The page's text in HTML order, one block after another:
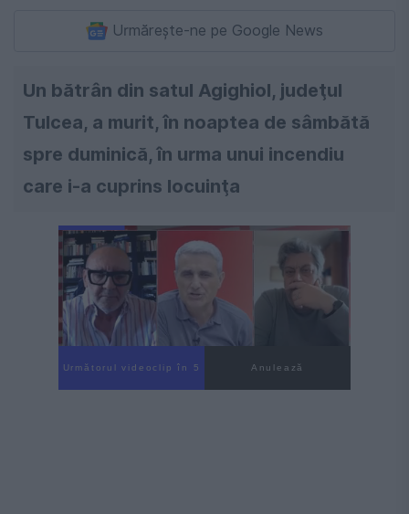
Urmărește-ne pe Google News
Un bătrân din satul Agighiol, judeţul
Tulcea, a murit, în noaptea de sâmbătă
spre duminică, în urma unui incendiu
care i-a cuprins locuinţa
Următorul videoclip în 4 Anulează